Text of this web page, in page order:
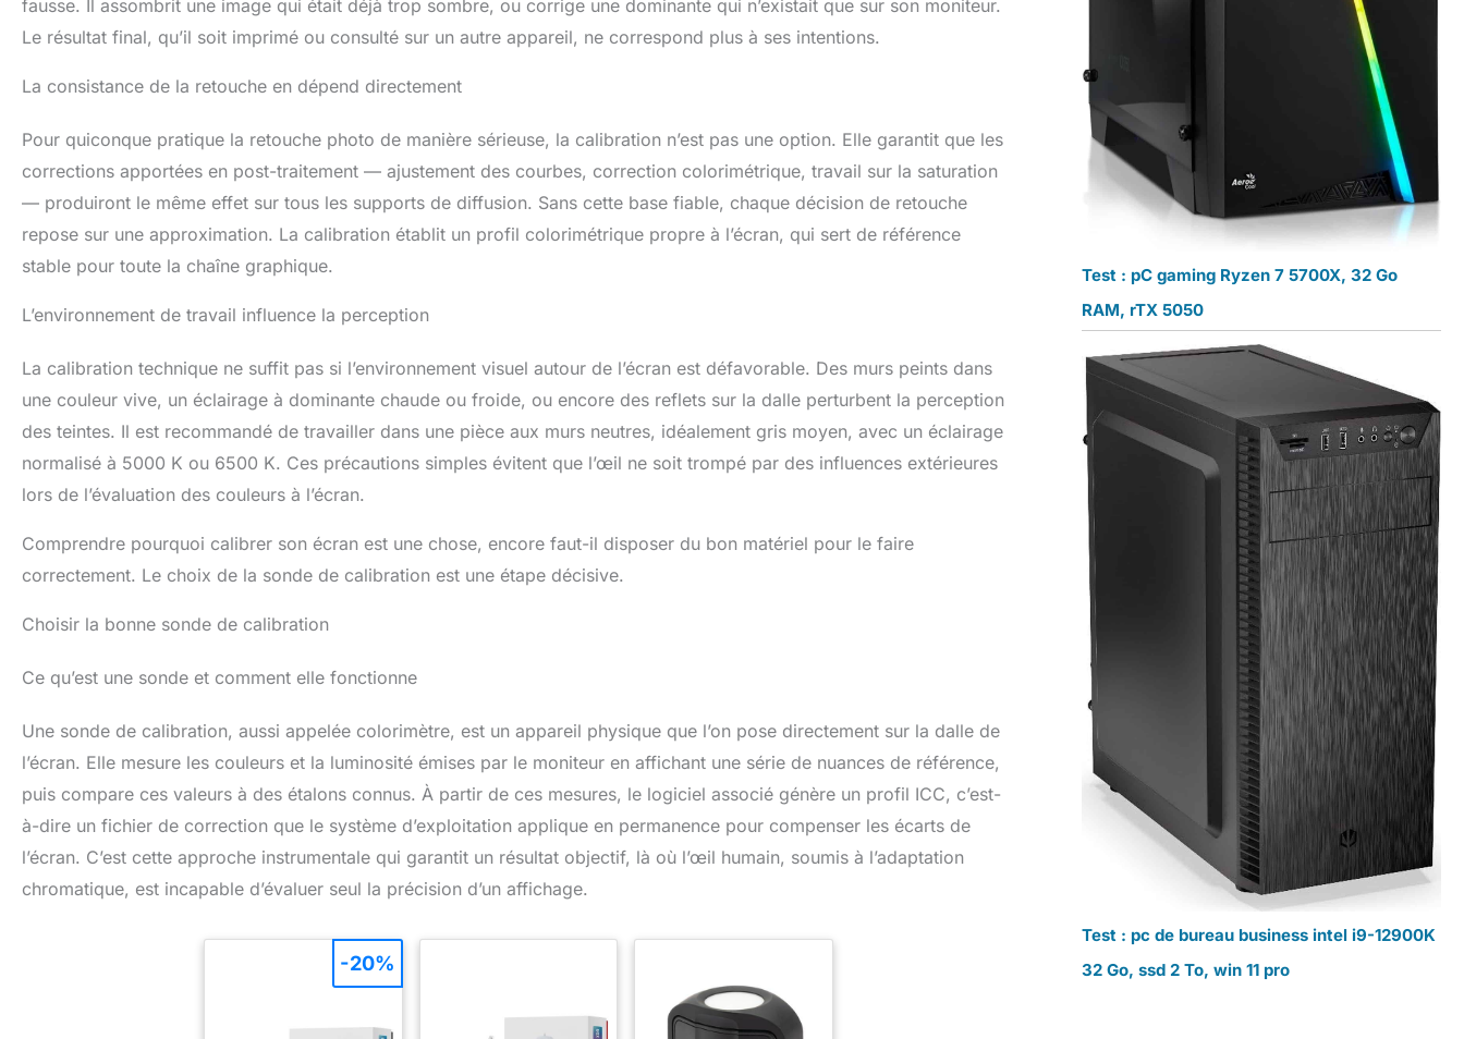
fausse. Il assombrit une image qui était déjà trop sombre, ou corrige une dominante qui n’existait que sur son moniteur.
Le résultat final, qu’il soit imprimé ou consulté sur un autre appareil, ne correspond plus à ses intentions.
La consistance de la retouche en dépend directement
Pour quiconque pratique la retouche photo de manière sérieuse, la calibration n’est pas une option. Elle garantit que les
corrections apportées en post-traitement — ajustement des courbes, correction colorimétrique, travail sur la saturation
— produiront le même effet sur tous les supports de diffusion. Sans cette base fiable, chaque décision de retouche
repose sur une approximation. La calibration établit un profil colorimétrique propre à l’écran, qui sert de référence
stable pour toute la chaîne graphique.
L’environnement de travail influence la perception
La calibration technique ne suffit pas si l’environnement visuel autour de l’écran est défavorable. Des murs peints dans
une couleur vive, un éclairage à dominante chaude ou froide, ou encore des reflets sur la dalle perturbent la perception
des teintes. Il est recommandé de travailler dans une pièce aux murs neutres, idéalement gris moyen, avec un éclairage
normalisé à 5000 K ou 6500 K. Ces précautions simples évitent que l’œil ne soit trompé par des influences extérieures
lors de l’évaluation des couleurs à l’écran.
Comprendre pourquoi calibrer son écran est une chose, encore faut-il disposer du bon matériel pour le faire
correctement. Le choix de la sonde de calibration est une étape décisive.
Choisir la bonne sonde de calibration
Ce qu’est une sonde et comment elle fonctionne
Une sonde de calibration, aussi appelée colorimètre, est un appareil physique que l’on pose directement sur la dalle de
l’écran. Elle mesure les couleurs et la luminosité émises par le moniteur en affichant une série de nuances de référence,
puis compare ces valeurs à des étalons connus. À partir de ces mesures, le logiciel associé génère un profil ICC, c’est-
à-dire un fichier de correction que le système d’exploitation applique en permanence pour compenser les écarts de
l’écran. C’est cette approche instrumentale qui garantit un résultat objectif, là où l’œil humain, soumis à l’adaptation
chromatique, est incapable d’évaluer seul la précision d’un affichage.
-20%
Test : pC gaming Ryzen 7 5700X, 32 Go
RAM, rTX 5050
Test : pc de bureau business intel i9-12900K
32 Go, ssd 2 To, win 11 pro